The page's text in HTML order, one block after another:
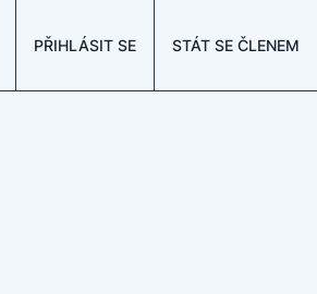
PŘIHLÁSIT SE STÁT SE ČLENEM